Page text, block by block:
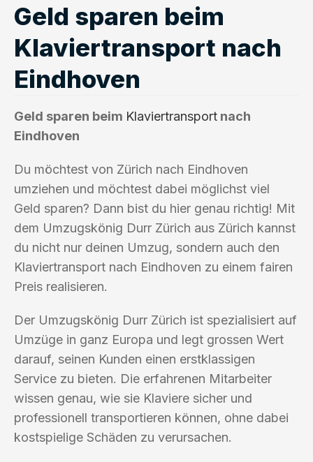
Geld sparen beim
Klaviertransport nach
Eindhoven
Geld sparen beim Klaviertransport nach
Eindhoven
Du möchtest von Zürich nach Eindhoven
umziehen und möchtest dabei möglichst viel
Geld sparen? Dann bist du hier genau richtig! Mit
dem Umzugskönig Durr Zürich aus Zürich kannst
du nicht nur deinen Umzug, sondern auch den
Klaviertransport nach Eindhoven zu einem fairen
Preis realisieren.
Der Umzugskönig Durr Zürich ist spezialisiert auf
Umzüge in ganz Europa und legt grossen Wert
darauf, seinen Kunden einen erstklassigen
Service zu bieten. Die erfahrenen Mitarbeiter
wissen genau, wie sie Klaviere sicher und
professionell transportieren können, ohne dabei
kostspielige Schäden zu verursachen.